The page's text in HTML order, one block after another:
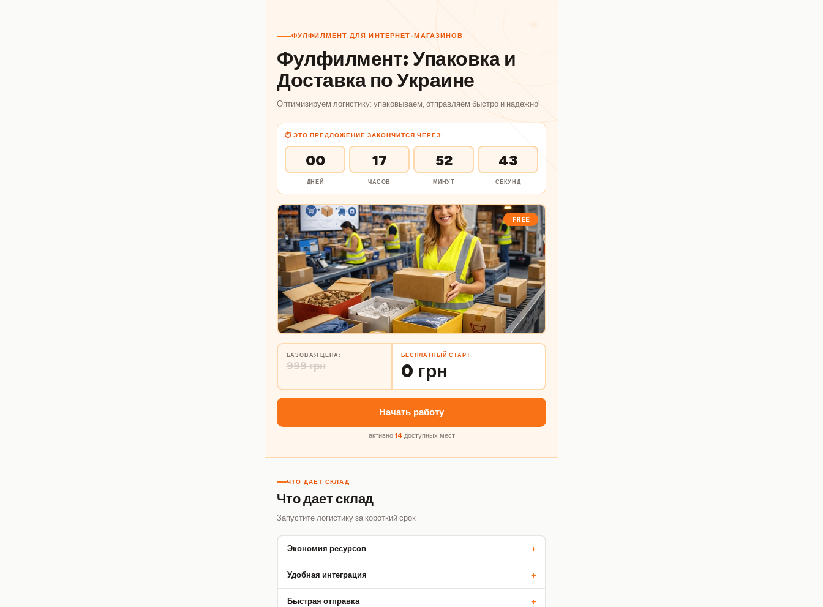
ФУЛФИЛМЕНТ ДЛЯ ИНТЕРНЕТ-МАГАЗИНОВ
Фулфилмент: Упаковка и
Доставка по Украине
Оптимизируем логистику: упаковываем, отправляем быстро и надежно!
⏱ ЭТО ПРЕДЛОЖЕНИЕ ЗАКОНЧИТСЯ ЧЕРЕЗ:
00
ДНЕЙ
17
ЧАСОВ
52
МИНУТ
42
СЕКУНД
FREE
БАЗОВАЯ ЦЕНА:
999 грн
БЕСПЛАТНЫЙ СТАРТ
0 грн
Начать работу
активно 14 доступных мест
ЧТО ДАЕТ СКЛАД
Что дает склад
Запустите логистику за короткий срок
Экономия ресурсов +
Удобная интеграция +
Быстрая отправка +